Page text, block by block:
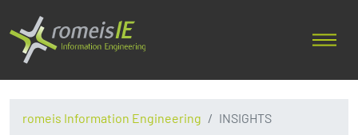
romeis Information Engineering INSIGHTS